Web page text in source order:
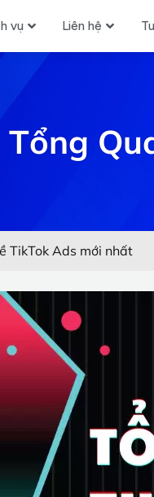
vụ Liên hệ
Tổng
TikTok Ads mới nhất